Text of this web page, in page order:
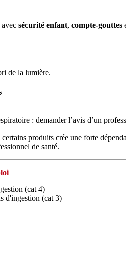
avec sécurité enfant, compte-gouttes
de la lumière.
: demander l’avis d’un
produits crée une forte
de santé.
(cat 4)
d'ingestion (cat 3)